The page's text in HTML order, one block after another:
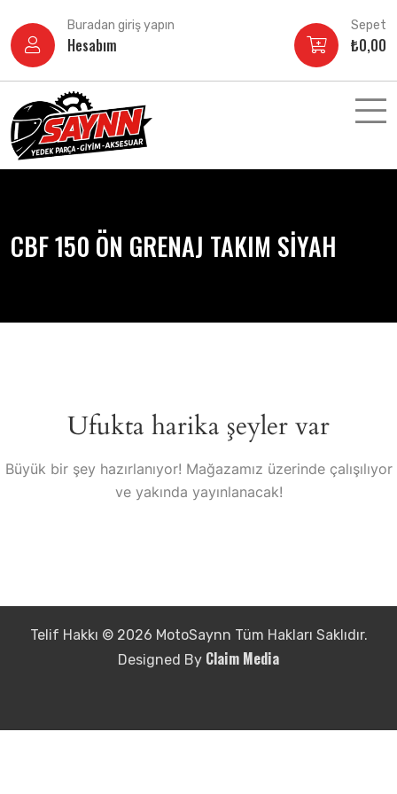
atla
Buradan giriş yapın
Hesabım
Sepet
₺0,00
CBF 150 ÖN GRENAJ TAKIM SİYAH
Ufukta harika şeyler var
Büyük bir şey hazırlanıyor! Mağazamız üzerinde çalışılıyor
ve yakında yayınlanacak!
Telif Hakkı © 2026 MotoSaynn Tüm Hakları Saklıdır.
Designed By Claim Media